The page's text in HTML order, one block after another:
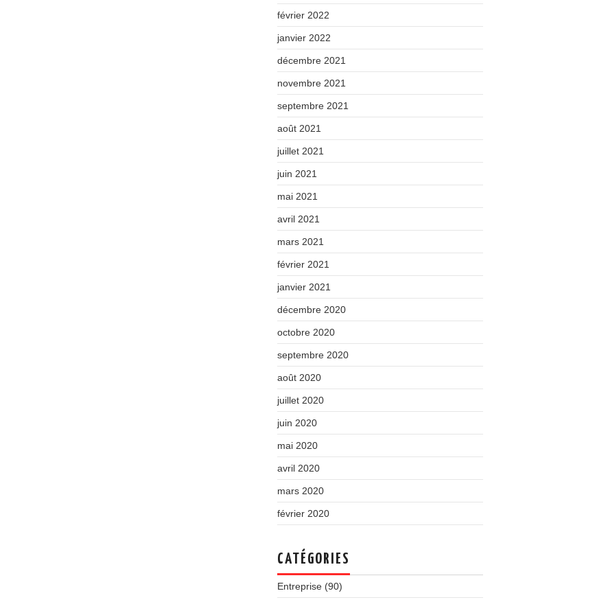
février 2022
janvier 2022
décembre 2021
novembre 2021
septembre 2021
août 2021
juillet 2021
juin 2021
mai 2021
avril 2021
mars 2021
février 2021
janvier 2021
décembre 2020
octobre 2020
septembre 2020
août 2020
juillet 2020
juin 2020
mai 2020
avril 2020
mars 2020
février 2020
CATÉGORIES
Entreprise (90)